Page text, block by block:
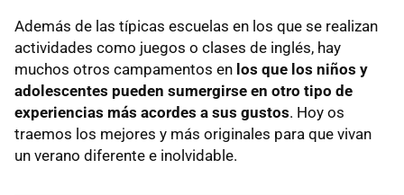
Además de las típicas escuelas en los que se realizan
actividades como juegos o clases de inglés, hay
muchos otros campamentos en los que los niños y
adolescentes pueden sumergirse en otro tipo de
experiencias más acordes a sus gustos. Hoy os
traemos los mejores y más originales para que vivan
un verano diferente e inolvidable.